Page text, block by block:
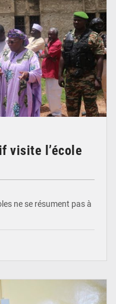
visite l’école
ne se résument pas à